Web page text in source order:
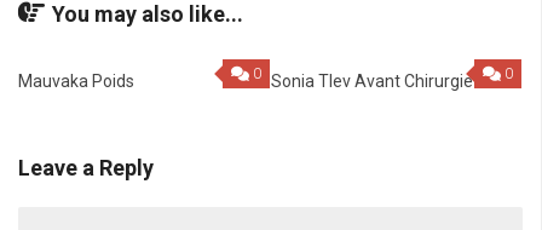
You may also like...
0
Mauvaka Poids 0
Sonia Tlev Avant Chirurgie
Leave a Reply